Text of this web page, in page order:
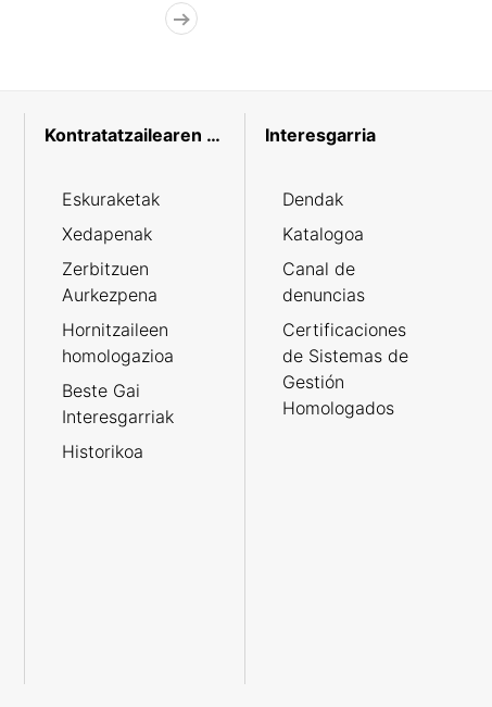
Kontratatzailearen profila
Eskuraketak
Xedapenak
Zerbitzuen
Aurkezpena
Hornitzaileen
homologazioa
Beste Gai
Interesgarriak
Historikoa
Interesgarria
Dendak
Katalogoa
Canal de
denuncias
Certificaciones
de Sistemas de
Gestión
Homologados